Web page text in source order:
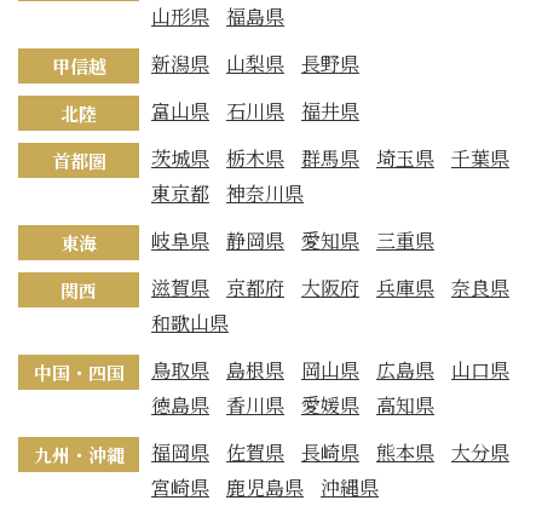
山形県
福島県
甲信越 新潟県 山梨県 長野県
北陸 富山県 石川県 福井県
首都圏 茨城県 栃木県 群馬県 埼玉県
千葉県
東京都
神奈川県
東海 岐阜県 静岡県 愛知県 三重県
関西 滋賀県 京都府 大阪府 兵庫県
奈良県
和歌山県
中国・四国 鳥取県 島根県 岡山県 広島県
山口県
徳島県
香川県 愛媛県 高知県
九州・沖縄 福岡県 佐賀県 長崎県 熊本県
大分県
宮崎県
鹿児島県 沖縄県